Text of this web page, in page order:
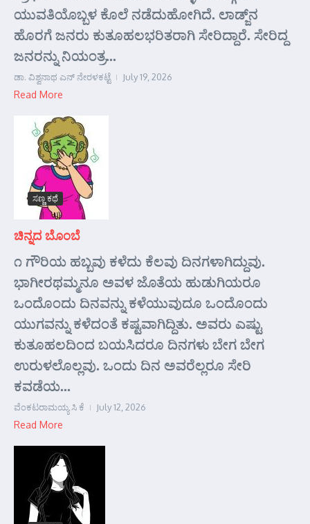
ಯುವತಿಯೊಬ್ಬಳ ಕೊಲೆ ನಡೆದುಹೋಗಿದೆ. ಲಾಡ್ಜ್‌ನ
ಹೊರಗೆ ಜನರು ಕುತೂಹಲಭರಿತರಾಗಿ ಸೇರಿದ್ದಾರೆ. ಸೇರಿದ್ದ
ಜನರನ್ನು ನಿಯಂತ್ರ...
ಡಾ. ವಿಶ್ವನಾಥ ಎನ್ ನೇರಳಕಟ್ಟೆ July 19, 2026
Read More
ಸಣ್ಣ ಕಥೆ
ಚಿನ್ನದ ಬೊಂಬೆ
೧ ಗೌರಿಯ ಹಬ್ಬವು ಕಳೆದು ಕೆಲವು ದಿನಗಳಾಗಿದ್ದುವು.
ಭಾಗೀರಥಮ್ಮನೂ ಅವಳ ಜೊತೆಯ ಹುಡುಗಿಯರೂ
ಒಂದೊಂದು ದಿನವನ್ನು ಕಳೆಯುವುದೂ ಒಂದೊಂದು
ಯುಗವನ್ನು ಕಳೆದಂತೆ ಕಷ್ಟವಾಗಿದ್ದಿತು. ಅವರು ಎಷ್ಟು
ಕುತೂಹಲದಿಂದ ಬಯಸಿದರೂ ದಿನಗಳು ಬೇಗ ಬೇಗ
ಉರುಳಲೊಲ್ಲವು. ಒಂದು ದಿನ ಅವರೆಲ್ಲರೂ ಸೇರಿ
ಕವಡೆಯ...
ವೆಂಕಟರಾಮಯ್ಯ ಸಿ ಕೆ July 12, 2026
Read More